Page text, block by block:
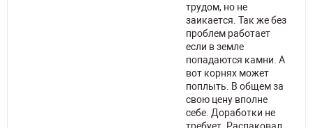
трудом, но не
заикается. Так же без
проблем работает
если в земле
попадаются камни. А
вот корнях может
поплыть. В общем за
свою цену вполне
себе. Доработки не